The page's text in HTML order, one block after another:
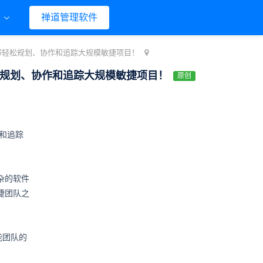
禅道管理软件
松规划、协作和追踪大规模敏捷项目！
划、协作和追踪大规模敏捷项目！ 原创
追踪
的软件
团队之
团队的